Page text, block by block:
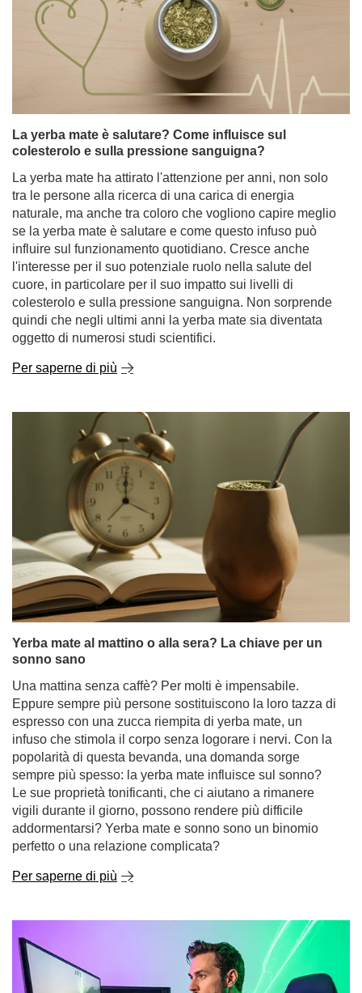
La yerba mate è salutare? Come influisce sul
colesterolo e sulla pressione sanguigna?
La yerba mate ha attirato l'attenzione per anni, non solo
tra le persone alla ricerca di una carica di energia
naturale, ma anche tra coloro che vogliono capire meglio
se la yerba mate è salutare e come questo infuso può
influire sul funzionamento quotidiano. Cresce anche
l'interesse per il suo potenziale ruolo nella salute del
cuore, in particolare per il suo impatto sui livelli di
colesterolo e sulla pressione sanguigna. Non sorprende
quindi che negli ultimi anni la yerba mate sia diventata
oggetto di numerosi studi scientifici.
Per saperne di più
Yerba mate al mattino o alla sera? La chiave per un
sonno sano
Una mattina senza caffè? Per molti è impensabile.
Eppure sempre più persone sostituiscono la loro tazza di
espresso con una zucca riempita di yerba mate, un
infuso che stimola il corpo senza logorare i nervi. Con la
popolarità di questa bevanda, una domanda sorge
sempre più spesso: la yerba mate influisce sul sonno?
Le sue proprietà tonificanti, che ci aiutano a rimanere
vigili durante il giorno, possono rendere più difficile
addormentarsi? Yerba mate e sonno sono un binomio
perfetto o una relazione complicata?
Per saperne di più